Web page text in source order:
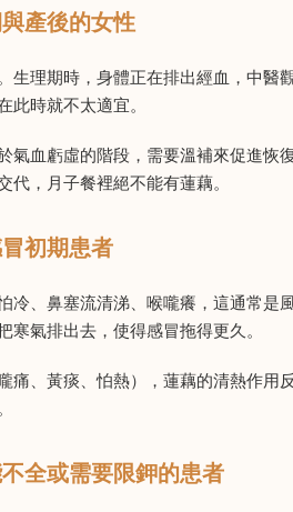
產後的女性
生理期時，身體正在排出經血，中
此時就不太適宜。
氣血虧虛的階段，需要溫補來促進
代，月子餐裡絕不能有蓮藕。
初期患者
冷、鼻塞流清涕、喉嚨癢，這通常
寒氣排出去，使得感冒拖得更久。
痛、黃痰、怕熱），蓮藕的清熱作
全或需要限鉀的患者